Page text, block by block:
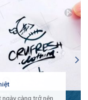
ngày càng trở nên